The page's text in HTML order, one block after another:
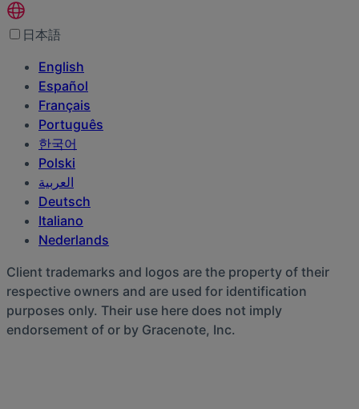
日本語
English
Español
Français
Português
한국어
Polski
العربية‏
Deutsch
Italiano
Nederlands
Client trademarks and logos are the property of their
respective owners and are used for identification
purposes only. Their use here does not imply
endorsement of or by Gracenote, Inc.